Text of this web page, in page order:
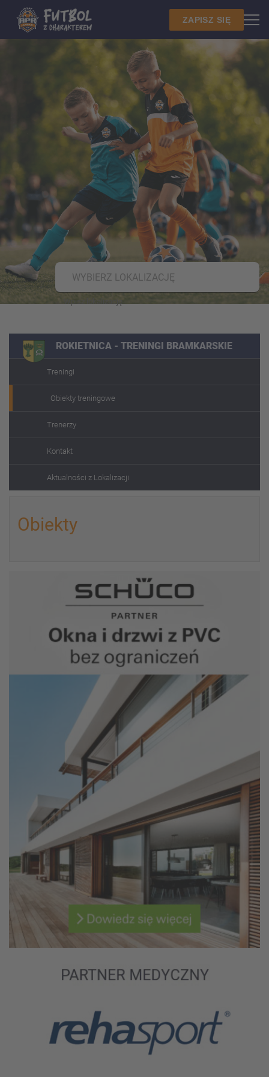
ZAPISZ SIĘ
WYBIERZ LOKALIZACJĘ
ROKIETNICA - TRENINGI BRAMKARSKIE
Treningi
Obiekty treningowe
Trenerzy
Kontakt
Aktualności z Lokalizacji
Obiekty